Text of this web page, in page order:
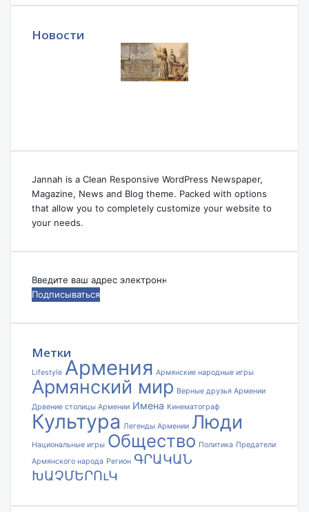
Новости
Jannah is a Clean Responsive WordPress Newspaper,
Magazine, News and Blog theme. Packed with options
that allow you to completely customize your website to
your needs.
Введите
ваш
электронной
Метки
Lifestyle Армения Армянские народные игры
Армянский мир Верные друзья Армении
Дрвение столицы Армении Имена Кинематограф
Культура Легенды Армении Люди
Национальные игры Общество Политика Предатели
Армянского народа Регион ԳՐԱԿԱՆ
ԽԱՉՄԵՐՈւԿ